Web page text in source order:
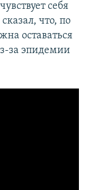
себя
что, по
оставаться
за эпидемии